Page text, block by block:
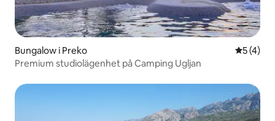
Bungalow i Preko 5 av 5 i
5 (4)
Premium studiolägenhet på Camping Ugljan